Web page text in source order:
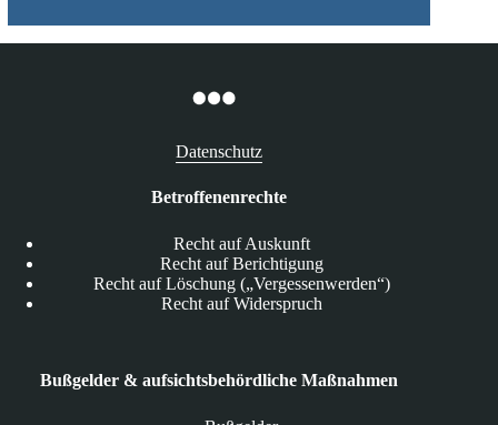
Datenschutz
Betroffenenrechte
Recht auf Auskunft
Recht auf Berichtigung
Recht auf Löschung („Vergessenwerden“)
Recht auf Widerspruch
Bußgelder & aufsichtsbehördliche Maßnahmen